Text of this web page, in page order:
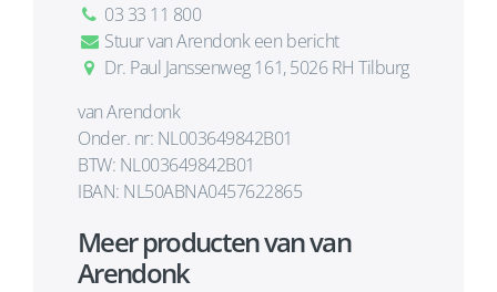
03 33 11 800
Stuur van Arendonk een bericht
Dr. Paul Janssenweg 161, 5026 RH Tilburg
van Arendonk
Onder. nr: NL003649842B01
BTW: NL003649842B01
IBAN: NL50ABNA0457622865
Meer producten van van
Arendonk